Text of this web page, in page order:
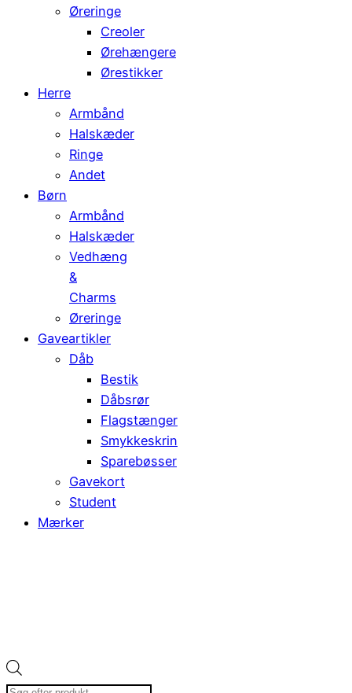
Øreringe
Creoler
Ørehængere
Ørestikker
Herre
Armbånd
Halskæder
Ringe
Andet
Børn
Armbånd
Halskæder
Vedhæng
&
Charms
Øreringe
Gaveartikler
Dåb
Bestik
Dåbsrør
Flagstænger
Smykkeskrin
Sparebøsser
Gavekort
Student
Mærker